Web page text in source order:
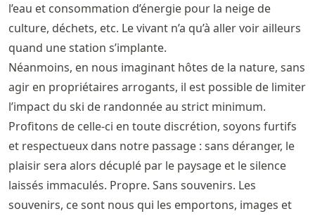
l’eau et consommation d’énergie pour la neige de
culture, déchets, etc. Le vivant n’a qu’à aller voir ailleurs
quand une station s’implante.
Néanmoins, en nous imaginant hôtes de la nature, sans
agir en propriétaires arrogants, il est possible de limiter
l’impact du ski de randonnée au strict minimum.
Profitons de celle-ci en toute discrétion, soyons furtifs
et respectueux dans notre passage : sans déranger, le
plaisir sera alors décuplé par le paysage et le silence
laissés immaculés. Propre. Sans souvenirs. Les
souvenirs, ce sont nous qui les emportons, images et